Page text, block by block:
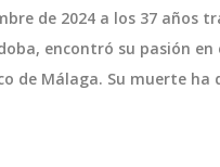
de 2024 a los 37 años
encontró su pasión
de Málaga. Su muerte ha